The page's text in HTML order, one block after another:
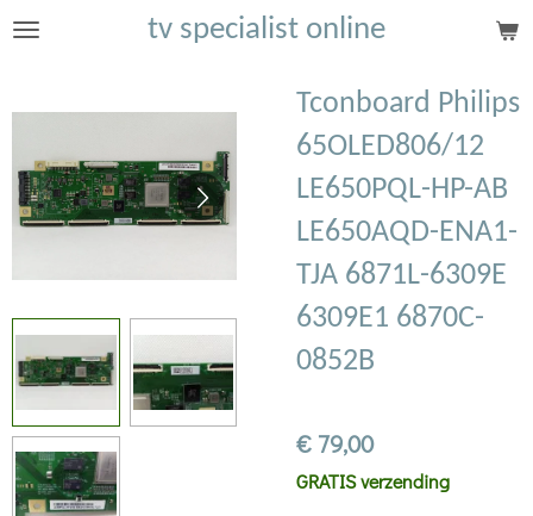
Ga
hoofdinhoud
tv specialist online
Tconboard Philips
65OLED806/12
LE650PQL-HP-AB
LE650AQD-ENA1-
TJA 6871L-6309E
6309E1 6870C-
0852B
€ 79,00
GRATIS verzending